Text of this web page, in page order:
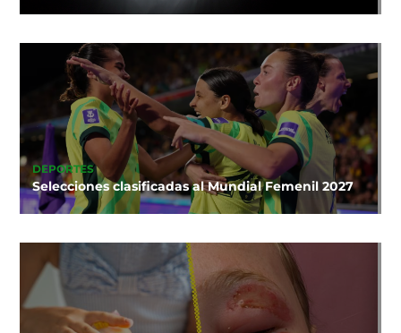
DEPORTES
Selecciones clasificadas al Mundial Femenil 2027